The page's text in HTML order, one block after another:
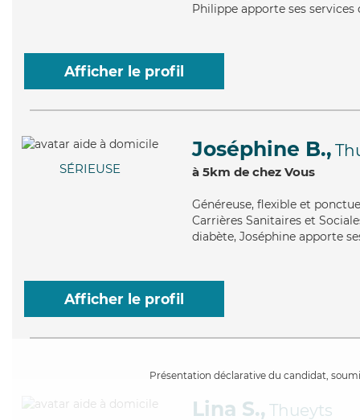
Philippe apporte ses
Afficher le profil
SÉRIEUSE
Joséphine B.,
à 5km de chez Vous
Généreuse, flexible et
Carrières Sanitaires et
diabète, Joséphine apporte
Afficher le profil
Présentation déclarative du candidat,
Lina S., Thueyts